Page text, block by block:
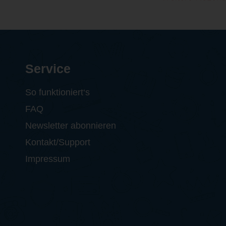
Service
So funktioniert‘s
FAQ
Newsletter abonnieren
Kontakt/Support
Impressum